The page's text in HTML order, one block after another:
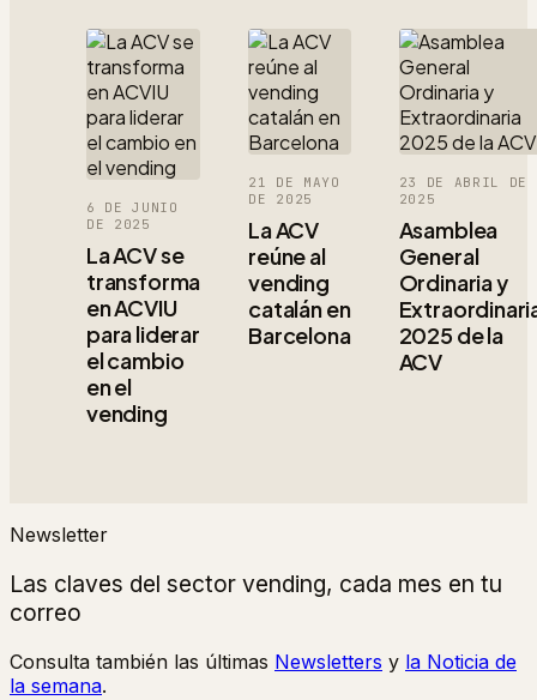
6 DE JUNIO
DE 2025
La ACV se
transforma
en ACVIU
para liderar
el cambio
en el
vending
21 DE MAYO
DE 2025
La ACV
reúne al
vending
catalán en
Barcelona
23 DE ABRIL DE
2025
Asamblea
General
Ordinaria y
2025 de la
ACV
Newsletter
Las claves del sector vending, cada mes en tu
correo
Consulta también las últimas Newsletters y la Noticia de
la semana.